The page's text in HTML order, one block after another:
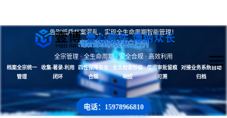
壹心软件 博纳众长
告别纸质档案混乱，实现全生命周期智能管理！
档案管理系统客户案例
全宗管理 · 全生命周期 · 安全合规 · 高效利用
档案全宗统一
管理
收集-著录-利用
闭环
四性保障安全
合规
全文检索秒级
响应
借阅审批留痕
可溯
对接业务系统自动
归档
电话：15978966810